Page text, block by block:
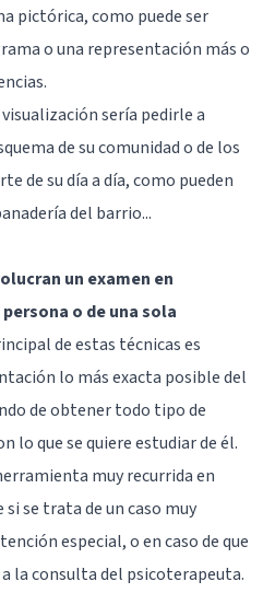
pictórica, como puede ser
o una representación más o
sería pedirle a
de su comunidad o de los
de su día a día, como pueden
del barrio...
un examen en
o de una sola
de estas técnicas es
lo más exacta posible del
de obtener todo tipo de
lo que se quiere estudiar de él.
muy recurrida en
se trata de un caso muy
especial, o en caso de que
a la consulta del psicoterapeuta.